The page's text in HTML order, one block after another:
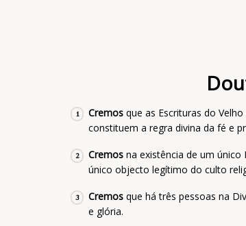
1 Cremos que as Escrituras do
constituem a regra divina da fé e
2 Cremos na existência de um
único objecto legítimo do culto
3 Cremos que há três pessoas na
e glória.